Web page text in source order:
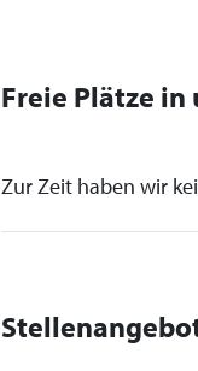
Freie Plätze
Zur Zeit haben wir